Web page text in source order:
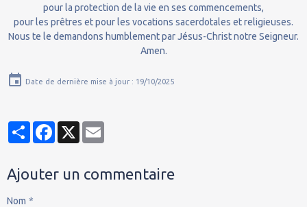
pour la protection de la vie en ses commencements,
pour les prêtres et pour les vocations sacerdotales et religieuses.
Nous te le demandons humblement par Jésus-Christ notre Seigneur.
Amen.
Date de dernière mise à jour : 19/10/2025
PartagerFacebook
X
Ajouter un commentaire
Nom